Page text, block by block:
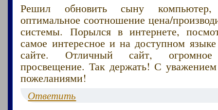
Решил обновить сыну
оптимальное соотношение цена/
системы. Порылся в интернете,
самое интересное и на доступном
сайте. Отличный сайт,
просвещение. Так держать! С
пожеланиями!
Ответить